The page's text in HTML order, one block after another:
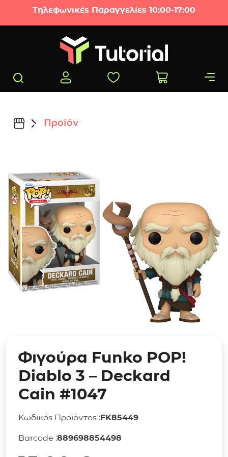
Μετάβαση στο περιεχόμενο
Τηλεφωνικές Παραγγελίες 10:00-17:00
Προϊόν
Φιγούρα Funko POP!
Diablo 3 – Deckard
Cain #1047
Κωδικός Προϊόντος :FK85449
Barcode :889698854498